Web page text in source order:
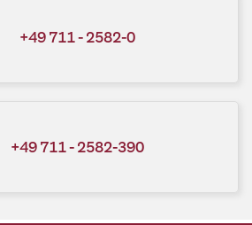
+49 711 - 2582-0
+49 711 - 2582-390